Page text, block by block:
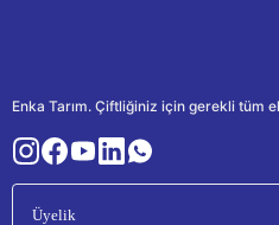
Enka Tarım. Çiftliğiniz için gerekli tüm
Üyelik